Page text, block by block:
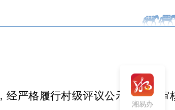
，经严格履行村级评议公示、乡镇审
湘易办